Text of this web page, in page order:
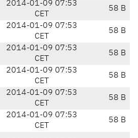
2014-01-09 07:53
CET
58 B
2014-01-09 07:53
CET
58 B
2014-01-09 07:53
CET
58 B
2014-01-09 07:53
CET
58 B
2014-01-09 07:53
CET
58 B
2014-01-09 07:53
CET
58 B